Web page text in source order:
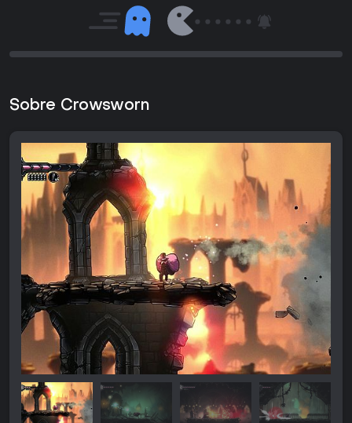
Sobre Crowsworn